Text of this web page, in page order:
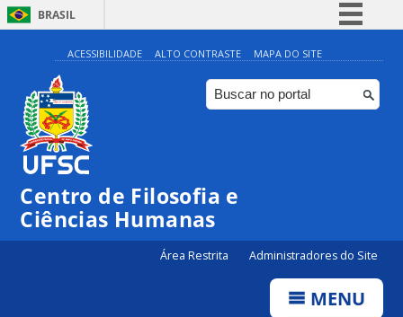
BRASIL
Simplifique!
Comunica BR
Participe
ACESSIBILIDADE ALTO CONTRASTE MAPA DO SITE
Centro de Filosofia e
Ciências Humanas
Área Restrita Administradores do Site
MENU